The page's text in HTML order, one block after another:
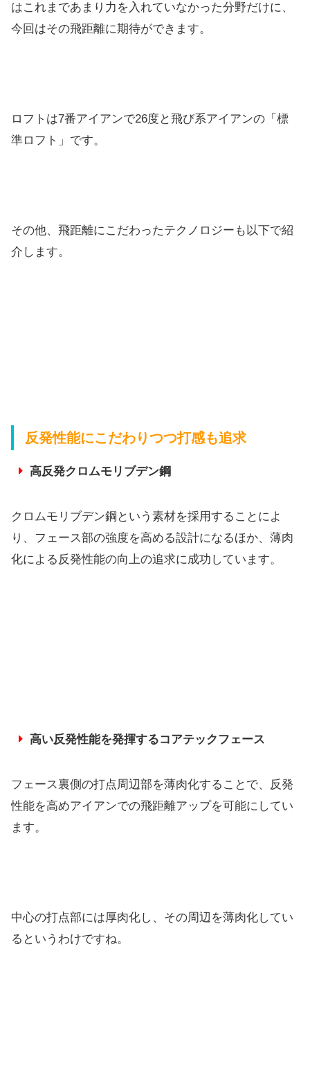
はこれまであまり力を入れていなかった分野だけに、
今回はその飛距離に期待ができます。
ロフトは7番アイアンで26度と飛び系アイアンの「標
準ロフト」です。
その他、飛距離にこだわったテクノロジーも以下で紹
介します。
反発性能にこだわりつつ打感も追求
高反発クロムモリブデン鋼
クロムモリブデン鋼という素材を採用することによ
り、フェース部の強度を高める設計になるほか、薄肉
化による反発性能の向上の追求に成功しています。
高い反発性能を発揮するコアテックフェース
フェース裏側の打点周辺部を薄肉化することで、反発
性能を高めアイアンでの飛距離アップを可能にしてい
ます。
中心の打点部には厚肉化し、その周辺を薄肉化してい
るというわけですね。